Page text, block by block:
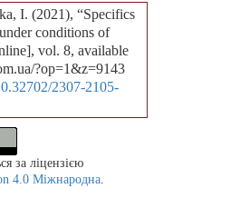
I. (2021), “Specifics
conditions of
vol. 8, available
?op=1&z=9143
2307-2105-
за ліцензією
4.0 Міжнародна.